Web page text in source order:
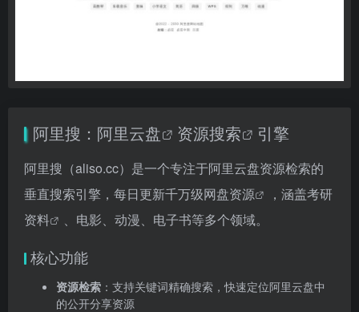
阿里搜： 阿里云盘 资源搜索 引擎
阿里搜（aliso.cc）是一个专注于阿里云盘资源检索的
垂直搜索引擎，每日更新千万级网盘资源 ，涵盖考研
资料
、电影、动漫、电子书等多个领域。
核心功能
资源检索 ：支持关键词精确搜索，快速定位阿里云盘中
的公开分享资源